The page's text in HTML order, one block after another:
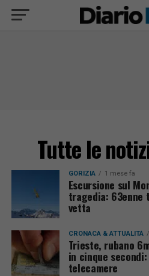
Tutte le
GORIZIA 1 mese fa
Escursione sul
tragedia:
vetta
CRONACA & ATTUALITÀ
Trieste, rubano
in cinque
telecamere